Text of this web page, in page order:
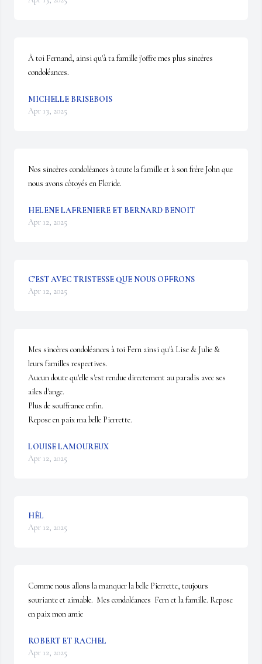
À toi Fernand, ainsi qu'à ta famille j'offre mes plus sincères
condoléances.
MICHELLE BRISEBOIS
Apr 13, 2025
Nos sincères condoléances à toute la famille et à son frère John que
nous avons côtoyés en Floride.
HELENE LAFRENIERE ET BERNARD BENOIT
Apr 12, 2025
C’EST AVEC TRISTESSE QUE NOUS OFFRONS
Apr 12, 2025
Mes sincères condoléances à toi Fern ainsi qu'à Lise & Julie &
leurs familles respectives.
Aucun doute qu'elle s'est rendue directement au paradis avec ses
ailes d'ange.
Plus de souffrance enfin.
Repose en paix ma belle Pierrette.
LOUISE LAMOUREUX
Apr 12, 2025
HÉL
Apr 12, 2025
Comme nous allons la manquer la belle Pierrette, toujours
souriante et aimable.  Mes condoléances  Fern et la famille. Repose
en paix mon amie
ROBERT ET RACHEL
Apr 12, 2025